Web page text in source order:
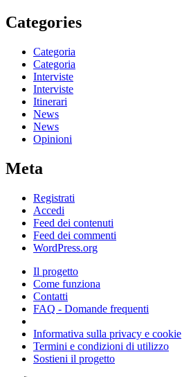
Categories
Categoria
Categoria
Interviste
Interviste
Itinerari
News
News
Opinioni
Meta
Registrati
Accedi
Feed dei contenuti
Feed dei commenti
WordPress.org
Il progetto
Come funziona
Contatti
FAQ - Domande frequenti
Informativa sulla privacy e cookie
Termini e condizioni di utilizzo
Sostieni il progetto